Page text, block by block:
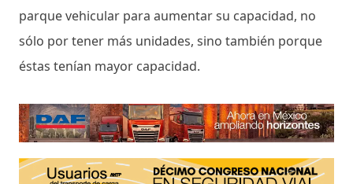
parque vehicular para aumentar su capacidad, no
sólo por tener más unidades, sino también porque
éstas tenían mayor capacidad.